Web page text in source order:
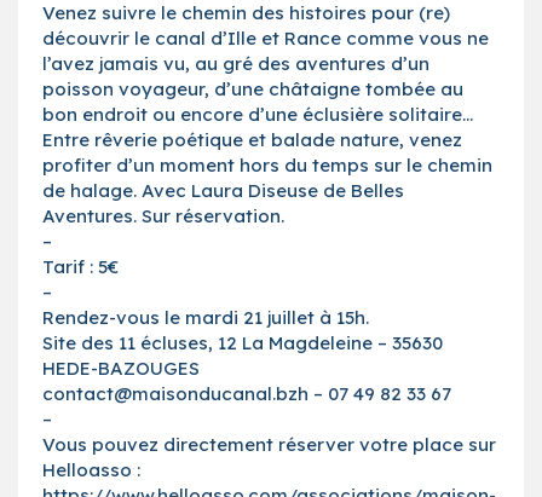
Venez suivre le chemin des histoires pour (re)
découvrir le canal d’Ille et Rance comme vous ne
l’avez jamais vu, au gré des aventures d’un
poisson voyageur, d’une châtaigne tombée au
bon endroit ou encore d’une éclusière solitaire…
Entre rêverie poétique et balade nature, venez
profiter d’un moment hors du temps sur le chemin
de halage. Avec Laura Diseuse de Belles
Aventures. Sur réservation.
–
Tarif : 5€
–
Rendez-vous le mardi 21 juillet à 15h.
Site des 11 écluses, 12 La Magdeleine – 35630
HEDE-BAZOUGES
contact@maisonducanal.bzh – 07 49 82 33 67
–
Vous pouvez directement réserver votre place sur
Helloasso :